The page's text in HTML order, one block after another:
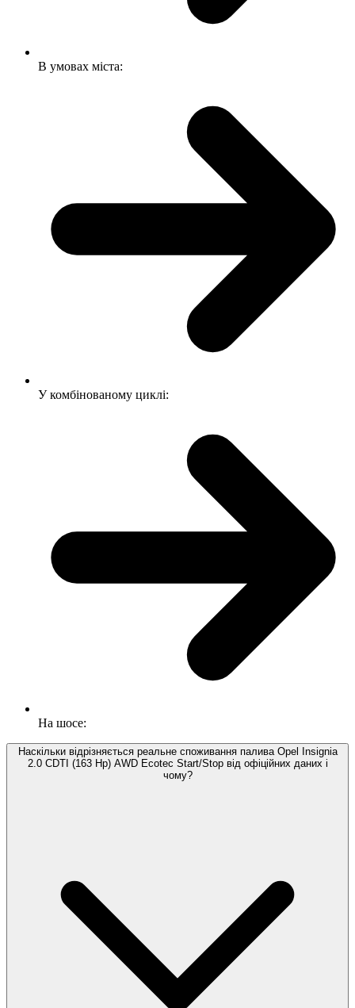
В умовах міста:
У комбінованому циклі:
На шосе:
Наскільки відрізняється реальне споживання палива Opel Insignia
2.0 CDTI (163 Hp) AWD Ecotec Start/Stop від офіційних даних і
чому?